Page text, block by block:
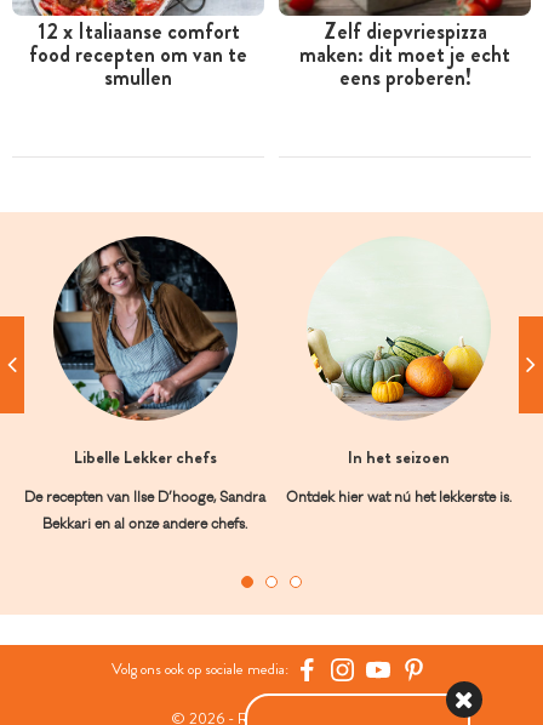
12 x Italiaanse comfort
food recepten om van te
smullen
Zelf diepvriespizza
maken: dit moet je echt
eens proberen!
Libelle Lekker chefs
De recepten van Ilse D’hooge, Sandra
Bekkari en al onze andere chefs.
In het seizoen
Ontdek hier wat nú het lekkerste is.
Volg ons ook op sociale media:
© 2026 - Roularta Media Group